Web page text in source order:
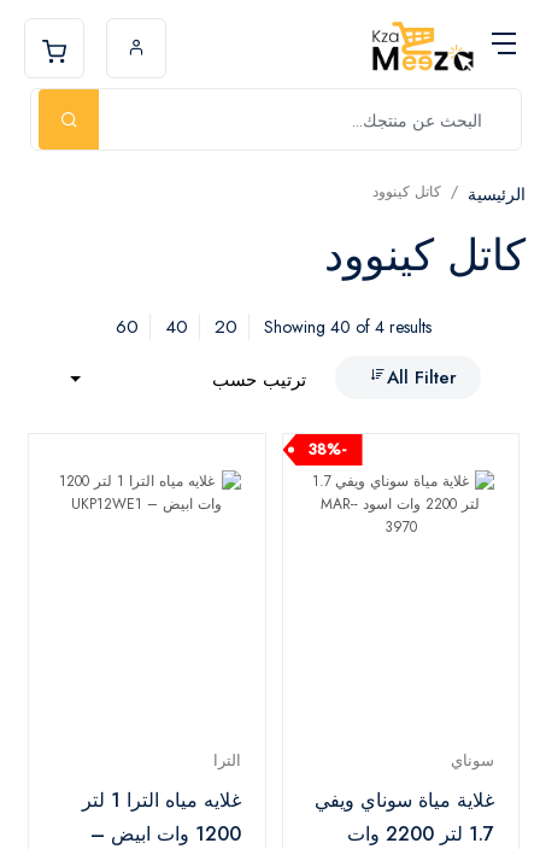
الرئيسية كاتل كينوود
كاتل كينوود
Showing 40 of 4 results
20
40
60
All Filter
ترتيب حسب
-38%
سوناي
غلاية مياة سوناي ويفي
1.7 لتر 2200 وات
الترا
غلايه مياه الترا 1 لتر
1200 وات ابيض –